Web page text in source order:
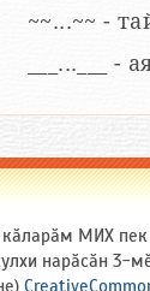
~~...~~ -
___...___
МИХ
нарӑсӑн 3-